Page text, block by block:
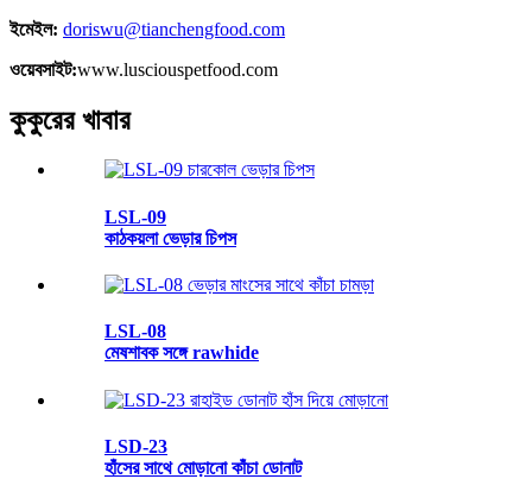
ইমেইল: doriswu@tianchengfood.com
ওয়েবসাইট:www.lusciouspetfood.com
কুকুরের খাবার
LSL-09
কাঠকয়লা ভেড়ার চিপস
LSL-08
মেষশাবক সঙ্গে rawhide
LSD-23
হাঁসের সাথে মোড়ানো কাঁচা ডোনাট